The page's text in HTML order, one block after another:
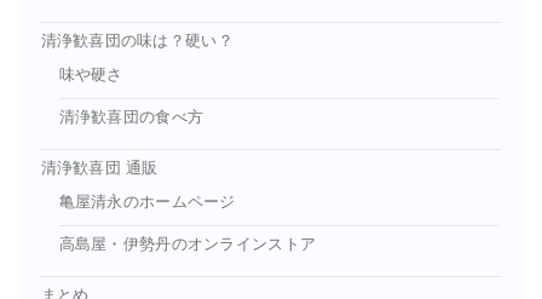
清浄歓喜団の味は？硬い？
味や硬さ
清浄歓喜団の食べ方
清浄歓喜団 通販
亀屋清永のホームページ
高島屋・伊勢丹のオンラインストア
まとめ